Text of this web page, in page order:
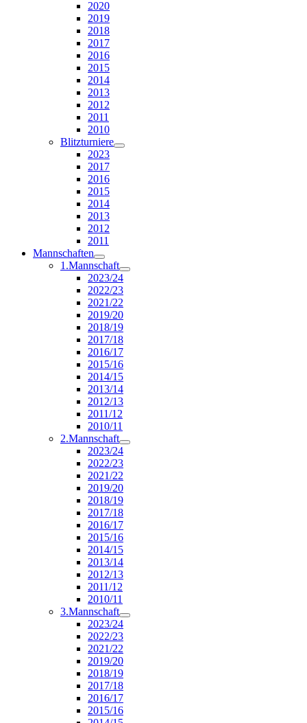
2020
2019
2018
2017
2016
2015
2014
2013
2012
2011
2010
Blitzturniere
2023
2017
2016
2015
2014
2013
2012
2011
Mannschaften
1.Mannschaft
2023/24
2022/23
2021/22
2019/20
2018/19
2017/18
2016/17
2015/16
2014/15
2013/14
2012/13
2011/12
2010/11
2.Mannschaft
2023/24
2022/23
2021/22
2019/20
2018/19
2017/18
2016/17
2015/16
2014/15
2013/14
2012/13
2011/12
2010/11
3.Mannschaft
2023/24
2022/23
2021/22
2019/20
2018/19
2017/18
2016/17
2015/16